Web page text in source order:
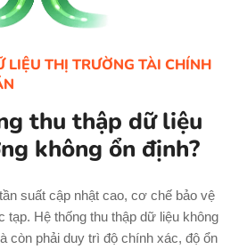
LIỆU THỊ TRƯỜNG TÀI CHÍNH
thu thập dữ liệu
không ổn định?
suất cập nhật cao, cơ chế bảo vệ
tạp. Hệ thống thu thập dữ liệu không
còn phải duy trì độ chính xác, độ ổn